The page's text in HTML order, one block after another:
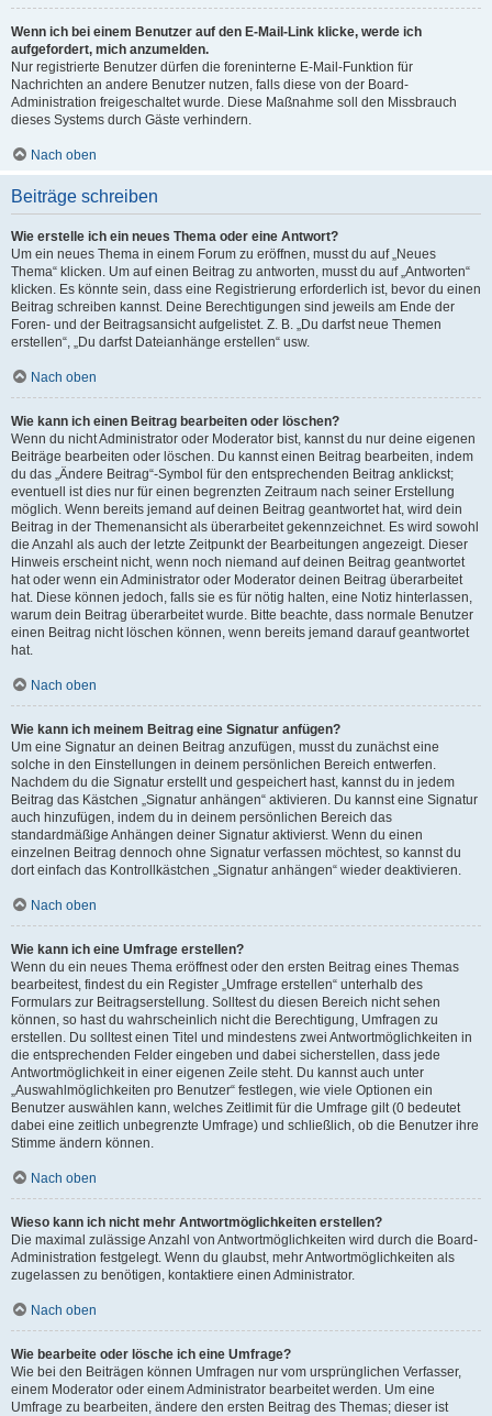
Wenn ich bei einem Benutzer auf den E-Mail-Link klicke, werde ich
aufgefordert, mich anzumelden.
Nur registrierte Benutzer dürfen die foreninterne E-Mail-Funktion für
Nachrichten an andere Benutzer nutzen, falls diese von der Board-
Administration freigeschaltet wurde. Diese Maßnahme soll den Missbrauch
dieses Systems durch Gäste verhindern.
Nach oben
Beiträge schreiben
Wie erstelle ich ein neues Thema oder eine Antwort?
Um ein neues Thema in einem Forum zu eröffnen, musst du auf „Neues
Thema“ klicken. Um auf einen Beitrag zu antworten, musst du auf „Antworten“
klicken. Es könnte sein, dass eine Registrierung erforderlich ist, bevor du einen
Beitrag schreiben kannst. Deine Berechtigungen sind jeweils am Ende der
Foren- und der Beitragsansicht aufgelistet. Z. B. „Du darfst neue Themen
erstellen“, „Du darfst Dateianhänge erstellen“ usw.
Nach oben
Wie kann ich einen Beitrag bearbeiten oder löschen?
Wenn du nicht Administrator oder Moderator bist, kannst du nur deine eigenen
Beiträge bearbeiten oder löschen. Du kannst einen Beitrag bearbeiten, indem
du das „Ändere Beitrag“-Symbol für den entsprechenden Beitrag anklickst;
eventuell ist dies nur für einen begrenzten Zeitraum nach seiner Erstellung
möglich. Wenn bereits jemand auf deinen Beitrag geantwortet hat, wird dein
Beitrag in der Themenansicht als überarbeitet gekennzeichnet. Es wird sowohl
die Anzahl als auch der letzte Zeitpunkt der Bearbeitungen angezeigt. Dieser
Hinweis erscheint nicht, wenn noch niemand auf deinen Beitrag geantwortet
hat oder wenn ein Administrator oder Moderator deinen Beitrag überarbeitet
hat. Diese können jedoch, falls sie es für nötig halten, eine Notiz hinterlassen,
warum dein Beitrag überarbeitet wurde. Bitte beachte, dass normale Benutzer
einen Beitrag nicht löschen können, wenn bereits jemand darauf geantwortet
hat.
Nach oben
Wie kann ich meinem Beitrag eine Signatur anfügen?
Um eine Signatur an deinen Beitrag anzufügen, musst du zunächst eine
solche in den Einstellungen in deinem persönlichen Bereich entwerfen.
Nachdem du die Signatur erstellt und gespeichert hast, kannst du in jedem
Beitrag das Kästchen „Signatur anhängen“ aktivieren. Du kannst eine Signatur
auch hinzufügen, indem du in deinem persönlichen Bereich das
standardmäßige Anhängen deiner Signatur aktivierst. Wenn du einen
einzelnen Beitrag dennoch ohne Signatur verfassen möchtest, so kannst du
dort einfach das Kontrollkästchen „Signatur anhängen“ wieder deaktivieren.
Nach oben
Wie kann ich eine Umfrage erstellen?
Wenn du ein neues Thema eröffnest oder den ersten Beitrag eines Themas
bearbeitest, findest du ein Register „Umfrage erstellen“ unterhalb des
Formulars zur Beitragserstellung. Solltest du diesen Bereich nicht sehen
können, so hast du wahrscheinlich nicht die Berechtigung, Umfragen zu
erstellen. Du solltest einen Titel und mindestens zwei Antwortmöglichkeiten in
die entsprechenden Felder eingeben und dabei sicherstellen, dass jede
Antwortmöglichkeit in einer eigenen Zeile steht. Du kannst auch unter
„Auswahlmöglichkeiten pro Benutzer“ festlegen, wie viele Optionen ein
Benutzer auswählen kann, welches Zeitlimit für die Umfrage gilt (0 bedeutet
dabei eine zeitlich unbegrenzte Umfrage) und schließlich, ob die Benutzer ihre
Stimme ändern können.
Nach oben
Wieso kann ich nicht mehr Antwortmöglichkeiten erstellen?
Die maximal zulässige Anzahl von Antwortmöglichkeiten wird durch die Board-
Administration festgelegt. Wenn du glaubst, mehr Antwortmöglichkeiten als
zugelassen zu benötigen, kontaktiere einen Administrator.
Nach oben
Wie bearbeite oder lösche ich eine Umfrage?
Wie bei den Beiträgen können Umfragen nur vom ursprünglichen Verfasser,
einem Moderator oder einem Administrator bearbeitet werden. Um eine
Umfrage zu bearbeiten, ändere den ersten Beitrag des Themas; dieser ist